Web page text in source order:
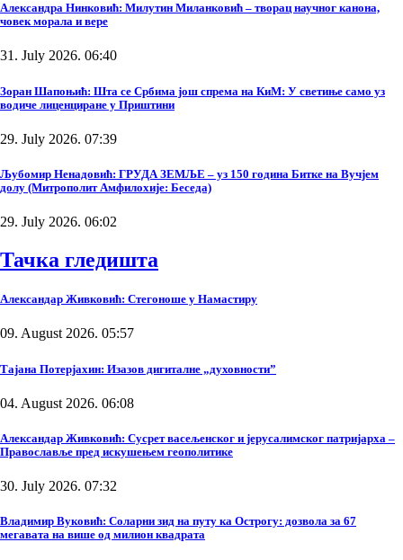
Александра Нинковић: Милутин Миланковић – творац научног канона,
човек морала и вере
31. July 2026. 06:40
Зоран Шапоњић: Шта се Србима још спрема на КиМ: У светиње само уз
водиче лиценциране у Приштини
29. July 2026. 07:39
Љубомир Ненадовић: ГРУДА ЗЕМЉЕ – уз 150 година Битке на Вучјем
долу (Митрополит Амфилохије: Беседа)
29. July 2026. 06:02
Тачка гледишта
Александар Живковић: Стегоноше у Намастиру
09. August 2026. 05:57
Тајана Потерјахин: Изазов дигиталне „духовности”
04. August 2026. 06:08
Александар Живковић: Сусрет васељенског и јерусалимског патријарха –
Православље пред искушењем геополитике
30. July 2026. 07:32
Владимир Вуковић: Соларни зид на путу ка Острогу: дозвола за 67
мегавата на више од милион квадрата